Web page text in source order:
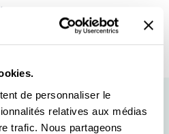
de personnaliser le
relatives aux médias
trafic. Nous partageons
par Jean-Bernard